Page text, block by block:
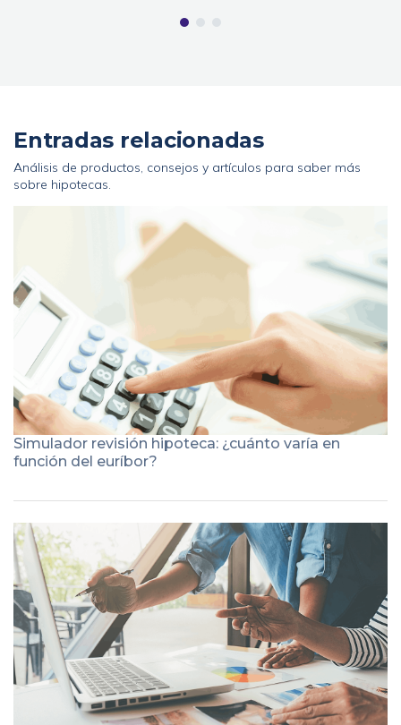
Entradas relacionadas
Análisis de productos, consejos y artículos para saber más
sobre hipotecas.
Simulador revisión hipoteca: ¿cuánto varía en
función del euríbor?